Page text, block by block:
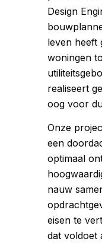
Design
leven heeft
woningen
realiseert
oog voor
Onze
een
optimaal
nauw
eisen te
dat voldoet